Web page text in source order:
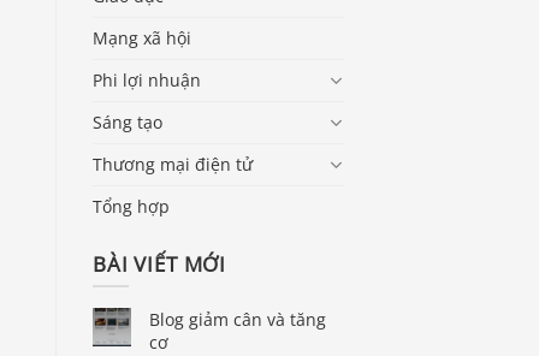
Mạng xã hội
Phi lợi nhuận
Sáng tạo
Thương mại điện tử
Tổng hợp
BÀI VIẾT MỚI
Blog giảm cân và tăng
cơ